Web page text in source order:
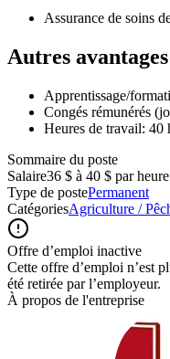
Assurance de soins
Autres avantages
Apprentissage/
Congés rémunérés
Heures de travail: 40
Sommaire du poste
Salaire36 $ à 40 $ par heure
Type de postePermanent
CatégoriesAgriculture /
Offre d’emploi inactive
Cette offre d’emploi n’est
été retirée par l’employeur.
À propos de l'entreprise